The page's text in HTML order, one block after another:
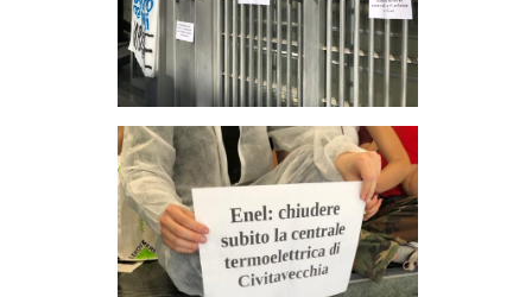
ANTIFASCISMO
DIRITTO ALL’ABITARE
GENERI
MIGRAZIONI
PRECARIATO
REPRESSIONE
STUDENTI